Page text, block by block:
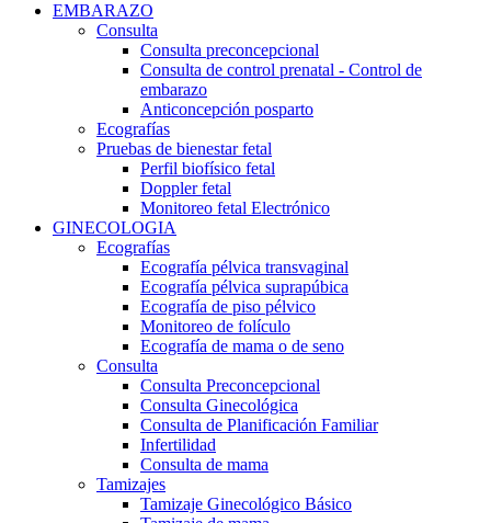
EMBARAZO
Consulta
Consulta preconcepcional
Consulta de control prenatal - Control de
embarazo
Anticoncepción posparto
Ecografías
Pruebas de bienestar fetal
Perfil biofísico fetal
Doppler fetal
Monitoreo fetal Electrónico
GINECOLOGIA
Ecografías
Ecografía pélvica transvaginal
Ecografía pélvica suprapúbica
Ecografía de piso pélvico
Monitoreo de folículo
Ecografía de mama o de seno
Consulta
Consulta Preconcepcional
Consulta Ginecológica
Consulta de Planificación Familiar
Infertilidad
Consulta de mama
Tamizajes
Tamizaje Ginecológico Básico